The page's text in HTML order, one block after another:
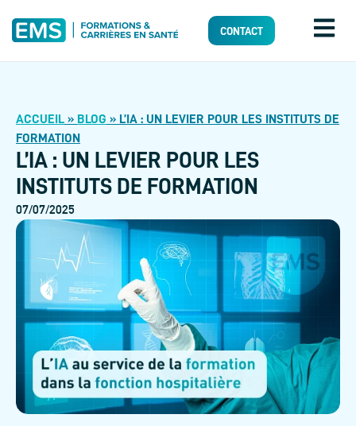
CONTACT
ACCUEIL » BLOG » L’IA : UN LEVIER POUR LES INSTITUTS DE
FORMATION
L’IA : UN LEVIER POUR LES
INSTITUTS DE FORMATION
07/07/2025